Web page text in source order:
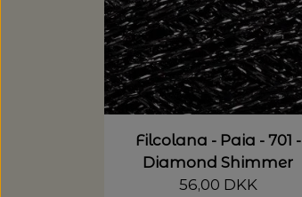
Filcolana - Paia - 701 -
Diamond Shimmer
56,00 DKK